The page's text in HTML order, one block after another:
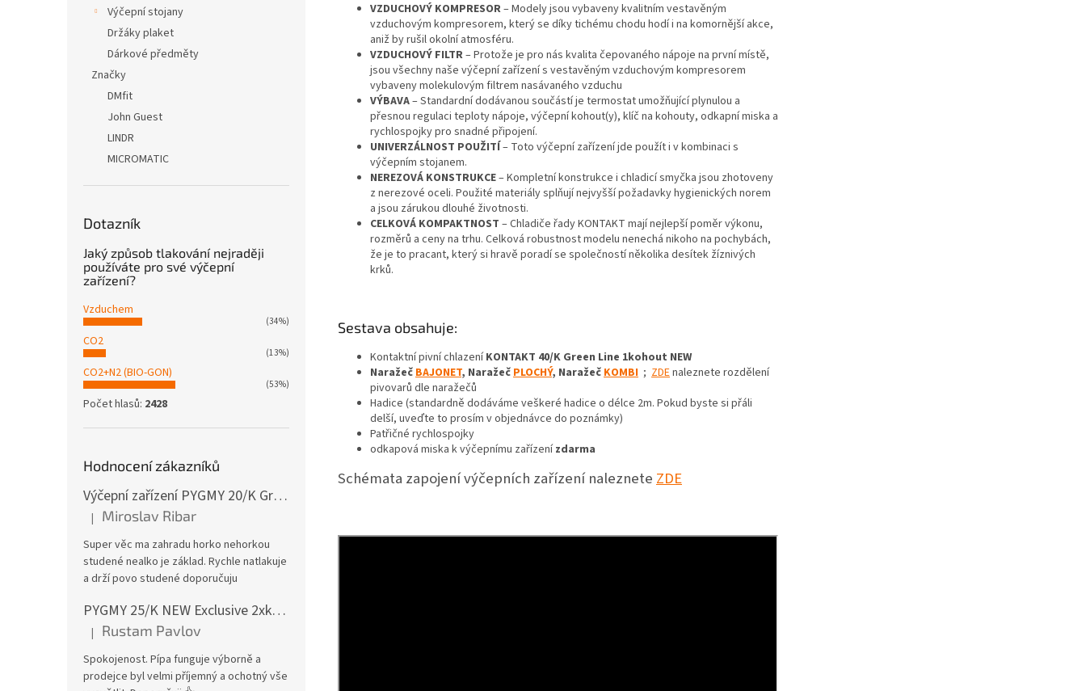
Výčepní stojany
Držáky plaket
Dárkové předměty
Značky
DMfit
John Guest
LINDR
MICROMATIC
Dotazník
Jaký způsob tlakování nejraději
používáte pro své výčepní
zařízení?
Vzduchem
(34%)
CO2
(13%)
CO2+N2 (BIO-GON)
(53%)
Počet hlasů: 2428
Hodnocení zákazníků
Výčepní zařízení PYGMY 20/K Green Line NEW komplet BAJONET
Hodnocení produktu je 5 z 5 hvězdiček.
| Miroslav Ribar
Super věc ma zahradu horko nehorkou
studené nealko je základ. Rychle natlakuje
a drží povo studené doporučuju
PYGMY 25/K NEW Exclusive 2xkohout GREEN LINE komplet bez naražečů
Hodnocení produktu je 5 z 5 hvězdiček.
| Rustam Pavlov
Spokojenost. Pípa funguje výborně a
prodejce byl velmi příjemný a ochotný vše
VZDUCHOVÝ KOMPRESOR– Modely jsou vybaveny kvalitním vestavěným
vzduchovým kompresorem, který se díky tichému chodu hodí i na komornější akce,
aniž by rušil okolní atmosféru.
VZDUCHOVÝ FILTR– Protože je pro nás kvalita čepovaného nápoje na první místě,
jsou všechny naše výčepní zařízení s vestavěným vzduchovým kompresorem
vybaveny molekulovým filtrem nasávaného vzduchu
VÝBAVA– Standardní dodávanou součástí je termostat umožňující plynulou a
přesnou regulaci teploty nápoje, výčepní kohout(y), klíč na kohouty, odkapní miska a
rychlospojky pro snadné připojení.
UNIVERZÁLNOST POUŽITÍ– Toto výčepní zařízení jde použít i v kombinaci s
výčepním stojanem.
NEREZOVÁ KONSTRUKCE– Kompletní konstrukce i chladicí smyčka jsou zhotoveny
z nerezové oceli. Použité materiály splňují nejvyšší požadavky hygienických norem
a jsou zárukou dlouhé životnosti.
CELKOVÁ KOMPAKTNOST – Chladiče řady KONTAKT mají nejlepší poměr výkonu,
rozměrů a ceny na trhu. Celková robustnost modelu nenechá nikoho na pochybách,
že je to pracant, který si hravě poradí se společností několika desítek žíznivých
krků.
Sestava obsahuje:
Kontaktní pivní chlazeníKONTAKT 40/K Green Line 1kohout NEW
NaražečBAJONET, NaražečPLOCHÝ, NaražečKOMBI ; ZDEnaleznete rozdělení
pivovarů dle naražečů
Hadice (standardně dodáváme veškeré hadice o délce 2m. Pokud byste si přáli
delší, uveďte to prosím v objednávce do poznámky)
Patřičné rychlospojky
odkapová miska k výčepnímu zařízenízdarma
Schémata zapojení výčepních zařízení naleznete ZDE